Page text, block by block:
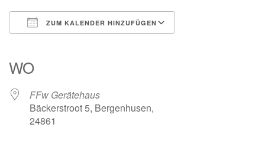
ZUM KALENDER HINZUFÜGEN
WO
FFw Gerätehaus
Bäckerstroot 5, Bergenhusen,
24861